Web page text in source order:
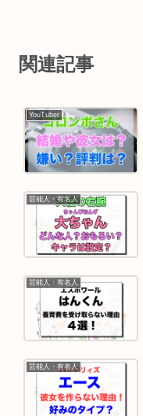
関連記事
YouTuber
芸能人・有名人
芸能人・有名人
芸能人・有名人